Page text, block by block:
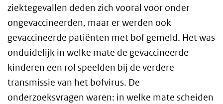
ziektegevallen deden zich vooral voor onder
ongevaccineerden, maar er werden ook
gevaccineerde patiënten met bof gemeld. Het was
onduidelijk in welke mate de gevaccineerde
kinderen een rol speelden bij de verdere
transmissie van het bofvirus. De
onderzoeksvragen waren: in welke mate scheiden